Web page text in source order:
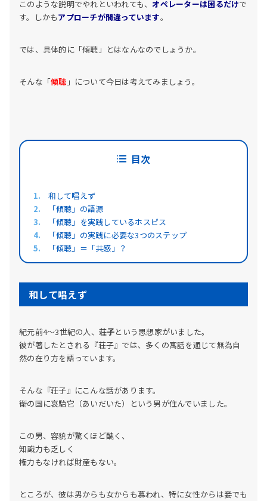
このような説明でやれといわれても、 オペレーターは困るだけで
す。しかもアプローチが間違っています。
では、具体的に「傾聴」とはなんなのでしょうか。
そんな「傾聴 」について今日は考えてみましょう。
目次
和して唱えず
「傾聴」の語源
「傾聴」を実践しているホスピス
「傾聴」の実践に必要な3つのステップ
「傾聴」＝「共感」？
和して唱えず
紀元前4～3世紀の人、 荘子という思想家がいました。
彼が著したとされる『荘子』では、多くの寓話を通じて無為自
然の在り方を語っています。
そんな『荘子』にこんな話があります。
衛の国に哀駘它（あいだいた）という男が住んでいました。
この男、容貌が驚くほど醜く、
知識力も乏しく
権力もなければ財産もない。
ところが、彼は男からも女からも慕われ、特に女性からは妾でも